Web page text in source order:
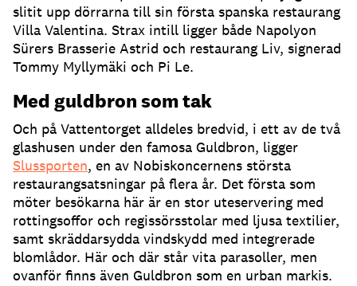
slitit upp dörrarna till sin första spanska restaurang
Villa Valentina. Strax intill ligger både Napolyon
Sürers Brasserie Astrid och restaurang Liv, signerad
Tommy Myllymäki och Pi Le.
Med guldbron som tak
Och på Vattentorget alldeles bredvid, i ett av de två
glashusen under den famosa Guldbron, ligger
Slussporten, en av Nobiskoncernens största
restaurangsatsningar på flera år. Det första som
möter besökarna här är en stor uteservering med
rottingsoffor och regissörsstolar med ljusa textilier,
samt skräddarsydda vindskydd med integrerade
blomlådor. Här och där står vita parasoller, men
ovanför finns även Guldbron som en urban markis.